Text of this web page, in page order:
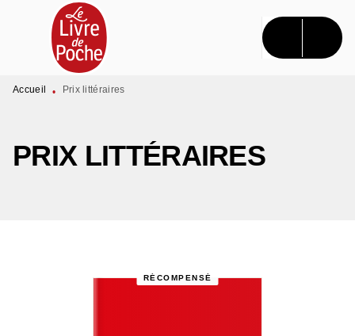
MENU RECHERCHE CONTENU
PIED DE PAGE
Accueil • Prix littéraires
PRIX LITTÉRAIRES
RÉCOMPENSÉ